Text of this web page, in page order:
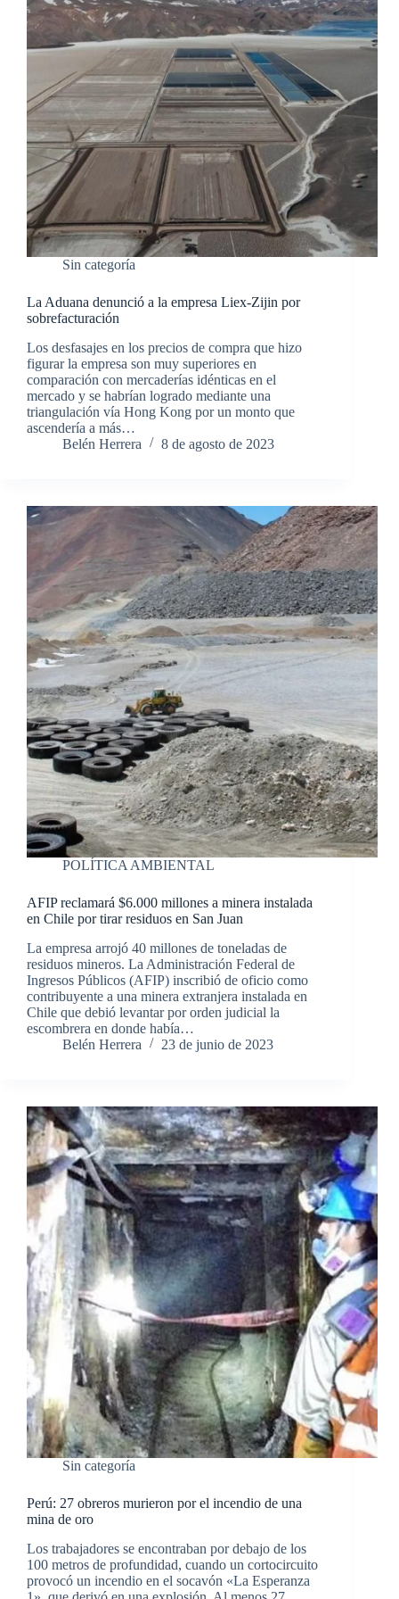
Sin categoría
La Aduana denunció a la empresa Liex-Zijin por
sobrefacturación
Los desfasajes en los precios de compra que hizo
figurar la empresa son muy superiores en
comparación con mercaderías idénticas en el
mercado y se habrían logrado mediante una
triangulación vía Hong Kong por un monto que
ascendería a más…
Belén Herrera
8 de agosto de 2023
POLÍTICA AMBIENTAL
AFIP reclamará $6.000 millones a minera instalada
en Chile por tirar residuos en San Juan
La empresa arrojó 40 millones de toneladas de
residuos mineros. La Administración Federal de
Ingresos Públicos (AFIP) inscribió de oficio como
contribuyente a una minera extranjera instalada en
Chile que debió levantar por orden judicial la
escombrera en donde había…
Belén Herrera
23 de junio de 2023
Sin categoría
Perú: 27 obreros murieron por el incendio de una
mina de oro
Los trabajadores se encontraban por debajo de los
100 metros de profundidad, cuando un cortocircuito
provocó un incendio en el socavón «La Esperanza